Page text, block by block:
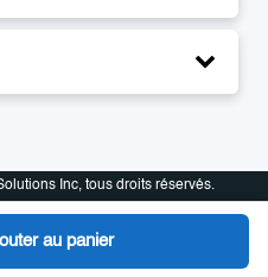
au panier
Inc, tous droits réservés.
Inc, tous droits réservés.